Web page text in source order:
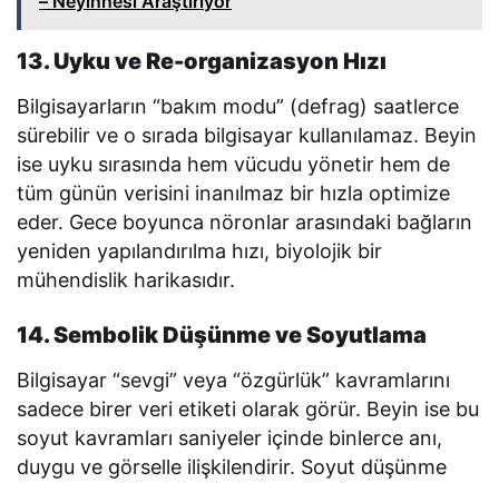
13. Uyku ve Re-organizasyon Hızı
Bilgisayarların “bakım modu” (defrag) saatlerce
sürebilir ve o sırada bilgisayar kullanılamaz. Beyin
ise uyku sırasında hem vücudu yönetir hem de
tüm günün verisini inanılmaz bir hızla optimize
eder. Gece boyunca nöronlar arasındaki bağların
yeniden yapılandırılma hızı, biyolojik bir
mühendislik harikasıdır.
14. Sembolik Düşünme ve Soyutlama
Bilgisayar “sevgi” veya “özgürlük” kavramlarını
sadece birer veri etiketi olarak görür. Beyin ise bu
soyut kavramları saniyeler içinde binlerce anı,
duygu ve görselle ilişkilendirir. Soyut düşünme